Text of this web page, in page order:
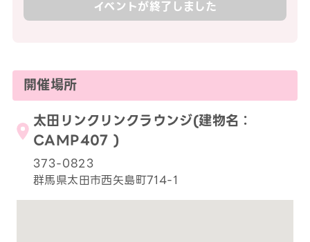
イベントが終了しました
開催場所
太田リンクリンクラウンジ(建物名：
CAMP407 )
373-0823
群馬県太田市西矢島町714-1